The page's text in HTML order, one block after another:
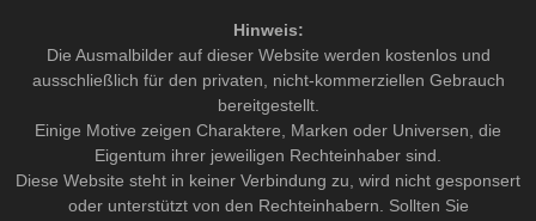
Hinweis:
Die Ausmalbilder auf dieser Website werden kostenlos und
ausschließlich für den privaten, nicht-kommerziellen Gebrauch
bereitgestellt.
Einige Motive zeigen Charaktere, Marken oder Universen, die
Eigentum ihrer jeweiligen Rechteinhaber sind.
Diese Website steht in keiner Verbindung zu, wird nicht gesponsert
oder unterstützt von den Rechteinhabern. Sollten Sie